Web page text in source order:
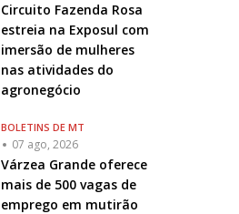
Circuito Fazenda Rosa
estreia na Exposul com
imersão de mulheres
nas atividades do
agronegócio
BOLETINS DE MT
07 ago, 2026
Várzea Grande oferece
mais de 500 vagas de
emprego em mutirão